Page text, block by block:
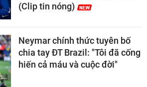
(Clip tin nóng)
Neymar chính thức tuyên bố
chia tay ĐT Brazil: "Tôi đã cống
hiến cả máu và cuộc đời"